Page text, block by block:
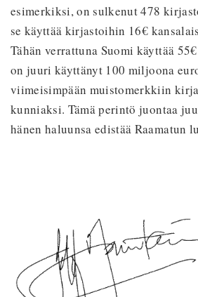
esimerkiksi, on sulkenut 478
se käyttää kirjastoihin 16€
Tähän verrattuna Suomi käyttää
on juuri käyttänyt 100 miljoona
viimeisimpään muistomerkkiin
kunniaksi. Tämä perintö juontaa
hänen haluunsa edistää Raamatun